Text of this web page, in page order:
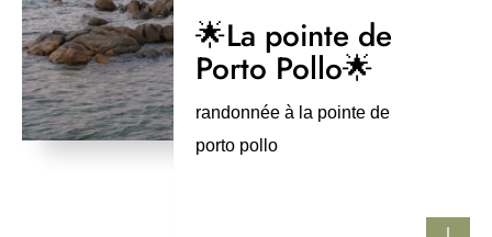
🌟La pointe de
Porto Pollo🌟
randonnée à la pointe de
porto pollo